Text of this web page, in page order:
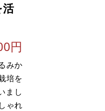
円
みか
培を
まし
ゃれ